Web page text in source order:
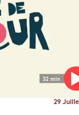
32 min
29